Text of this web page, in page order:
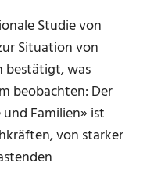
Studie von
Situation von
bestätigt, was
beobachten: Der
Familien» ist
von starker